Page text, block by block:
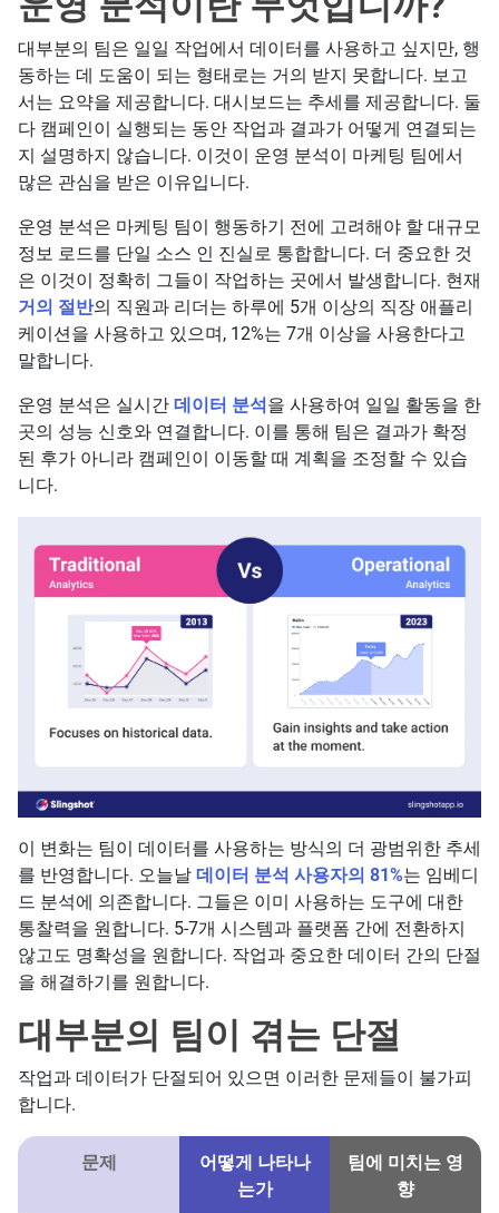
대부분의 팀은 일일 작업에서 데이터를 사용하고 싶지만, 행
동하는 데 도움이 되는 형태로는 거의 받지 못합니다. 보고
서는 요약을 제공합니다. 대시보드는 추세를 제공합니다. 둘
다 캠페인이 실행되는 동안 작업과 결과가 어떻게 연결되는
지 설명하지 않습니다. 이것이 운영 분석이 마케팅 팀에서
많은 관심을 받은 이유입니다.
운영 분석은 마케팅 팀이 행동하기 전에 고려해야 할 대규모
정보 로드를 단일 소스 인 진실로 통합합니다. 더 중요한 것
은 이것이 정확히 그들이 작업하는 곳에서 발생합니다. 현재
거의 절반의 직원과 리더는 하루에 5개 이상의 직장 애플리
케이션을 사용하고 있으며, 12%는 7개 이상을 사용한다고
말합니다.
운영 분석은 실시간 데이터 분석을 사용하여 일일 활동을 한
곳의 성능 신호와 연결합니다. 이를 통해 팀은 결과가 확정
된 후가 아니라 캠페인이 이동할 때 계획을 조정할 수 있습
니다.
이 변화는 팀이 데이터를 사용하는 방식의 더 광범위한 추세
를 반영합니다. 오늘날 데이터 분석 사용자의 81%는 임베디
드 분석에 의존합니다. 그들은 이미 사용하는 도구에 대한
통찰력을 원합니다. 5-7개 시스템과 플랫폼 간에 전환하지
않고도 명확성을 원합니다. 작업과 중요한 데이터 간의 단절
을 해결하기를 원합니다.
대부분의 팀이 겪는 단절
작업과 데이터가 단절되어 있으면 이러한 문제들이 불가피
합니다.
문제
어떻게 나타나
는가
팀에 미치는 영
향